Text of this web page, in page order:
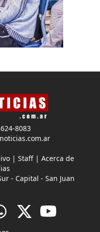
8083
|Staff |Acerca de
- Capital - San Juan